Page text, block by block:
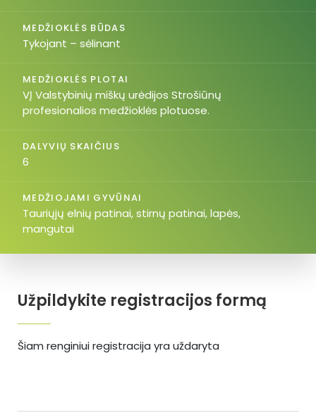
Užpildykite registracijos formą
Šiam renginiui registracija yra uždaryta
MEDŽIOKLĖS BŪDAS
Tykojant – sėlinant
MEDŽIOKLĖS PLOTAI
VĮ Valstybinių miškų urėdijos Strošiūnų
profesionalios medžioklės plotuose.
DALYVIŲ SKAIČIUS
6
MEDŽIOJAMI GYVŪNAI
Tauriųjų elnių patinai, stirnų patinai, lapės,
mangutai